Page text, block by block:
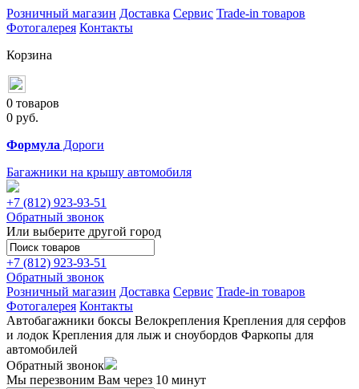
Розничный магазин Доставка Сервис Trade-in товаров
Фотогалерея Контакты
Корзина
0 товаров
0 руб.
Формула Дороги
Багажники на крышу автомобиля
+7 (812) 923-93-51
Обратный звонок
Или выберите другой город
+7 (812) 923-93-51
Обратный звонок
Розничный магазин Доставка Сервис Trade-in товаров
Фотогалерея Контакты
Автобагажники боксы Велокрепления Крепления для серфов
и лодок Крепления для лыж и сноубордов Фаркопы для
автомобилей
Обратный звонок
Мы перезвоним Вам через 10 минут